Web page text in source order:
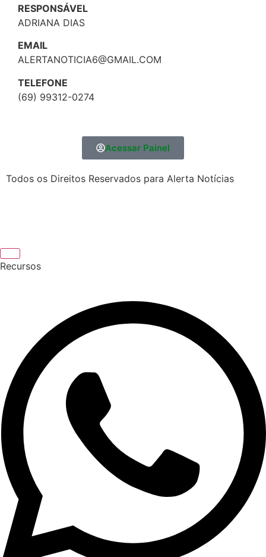
RESPONSÁVEL
ADRIANA DIAS
EMAIL
ALERTANOTICIA6@GMAIL.COM
TELEFONE
(69) 99312-0274
Acessar Painel
Todos os Direitos Reservados para Alerta Notícias
Recursos